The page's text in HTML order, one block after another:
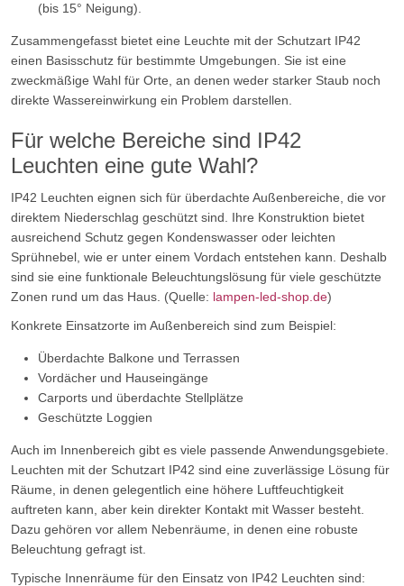
(bis 15° Neigung).
Zusammengefasst bietet eine Leuchte mit der Schutzart IP42
einen Basisschutz für bestimmte Umgebungen. Sie ist eine
zweckmäßige Wahl für Orte, an denen weder starker Staub noch
direkte Wassereinwirkung ein Problem darstellen.
Für welche Bereiche sind IP42
Leuchten eine gute Wahl?
IP42 Leuchten eignen sich für überdachte Außenbereiche, die vor
direktem Niederschlag geschützt sind. Ihre Konstruktion bietet
ausreichend Schutz gegen Kondenswasser oder leichten
Sprühnebel, wie er unter einem Vordach entstehen kann. Deshalb
sind sie eine funktionale Beleuchtungslösung für viele geschützte
Zonen rund um das Haus. (Quelle: lampen-led-shop.de)
Konkrete Einsatzorte im Außenbereich sind zum Beispiel:
Überdachte Balkone und Terrassen
Vordächer und Hauseingänge
Carports und überdachte Stellplätze
Geschützte Loggien
Auch im Innenbereich gibt es viele passende Anwendungsgebiete.
Leuchten mit der Schutzart IP42 sind eine zuverlässige Lösung für
Räume, in denen gelegentlich eine höhere Luftfeuchtigkeit
auftreten kann, aber kein direkter Kontakt mit Wasser besteht.
Dazu gehören vor allem Nebenräume, in denen eine robuste
Beleuchtung gefragt ist.
Typische Innenräume für den Einsatz von IP42 Leuchten sind: